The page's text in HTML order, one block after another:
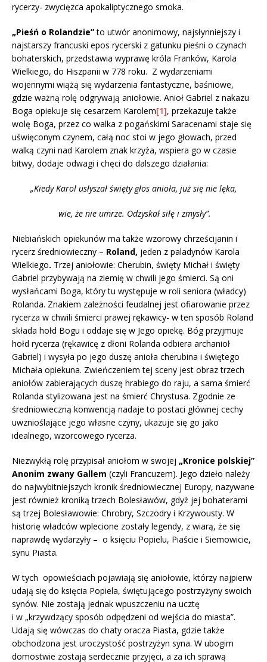
rycerzy- zwycięzca apokaliptycznego smoka.
„Pieśń o Rolandzie”to utwór anonimowy, najsłynniejszy i
najstarszy francuski epos rycerski z gatunku pieśni o czynach
bohaterskich, przedstawia wyprawę króla Franków, Karola
Wielkiego, do Hiszpanii w 778 roku. Z wydarzeniami
wojennymi wiążą się wydarzenia fantastyczne, baśniowe,
gdzie ważną rolę odgrywają aniołowie. Anioł Gabriel z nakazu
Boga opiekuje się cesarzem Karolem[1], przekazuje także
wolę Boga, przez co walka z pogańskimi Saracenami staje się
uświęconym czynem, całą noc stoi w jego głowach, przed
walką czyni nad Karolem znak krzyża, wspiera go w czasie
bitwy, dodaje odwagi i chęci do dalszego działania:
„Kiedy Karol usłyszał święty głos anioła, już się nie lęka,
wie, że nie umrze. Odzyskał siłę i zmysły”.
Niebiańskich opiekunów ma także wzorowy chrześcijanin i
rycerz średniowieczny – Roland, jeden z paladynów Karola
Wielkiego. Trzej aniołowie: Cherubin, święty Michał i święty
Gabriel przybywają na ziemię w chwili jego śmierci. Są oni
wysłańcami Boga, który tu występuje w roli seniora (władcy)
Rolanda. Znakiem zależności feudalnej jest ofiarowanie przez
rycerza w chwili śmierci prawej rękawicy- w ten sposób Roland
składa hołd Bogu i oddaje się w Jego opiekę. Bóg przyjmuje
hołd rycerza (rękawicę z dłoni Rolanda odbiera archanioł
Gabriel) i wysyła po jego duszę anioła cherubina i świętego
Michała opiekuna. Zwieńczeniem tej sceny jest obraz trzech
aniołów zabierających duszę hrabiego do raju, a sama śmierć
Rolanda stylizowana jest na śmierć Chrystusa. Zgodnie ze
średniowieczną konwencją nadaje to postaci głównej cechy
uwznioślające jego własne czyny, ukazuje się go jako
idealnego, wzorcowego rycerza.
Niezwykłą rolę przypisał aniołom w swojej „Kronice polskiej”
Anonim zwany Gallem (czyli Francuzem). Jego dzieło należy
do najwybitniejszych kronik średniowiecznej Europy, nazywane
jest również kroniką trzech Bolesławów, gdyż jej bohaterami
są trzej Bolesławowie: Chrobry, Szczodry i Krzywousty. W
historię władców wplecione zostały legendy, z wiarą, że się
naprawdę wydarzyły – o księciu Popielu, Piaście i Siemowicie,
synu Piasta.
W tych opowieściach pojawiają się aniołowie, którzy najpierw
udają się do księcia Popiela, świętującego postrzyżyny swoich
synów. Nie zostają jednak wpuszczeniu na ucztę
i w „krzywdzący sposób odpędzeni od wejścia do miasta”.
Udają się wówczas do chaty oracza Piasta, gdzie także
obchodzona jest uroczystość postrzyżyn syna. W ubogim
domostwie zostają serdecznie przyjęci, a za ich sprawą